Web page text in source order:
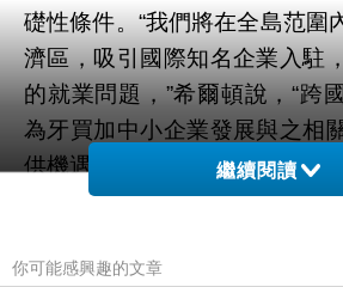
礎性條件。“我們將在全島范圍
濟區，吸引國際知名企業入駐
的就業問題，”希爾頓說，“跨
為牙買加中小企業發展與之相
供機遇。”他表示，政府將出臺
小企業發展，包括拓寬中小企
置，扼守美歐船隻通過巴拿馬
繼續閱讀
你可能感興趣的文章